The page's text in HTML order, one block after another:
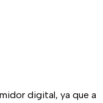
digital, ya que a